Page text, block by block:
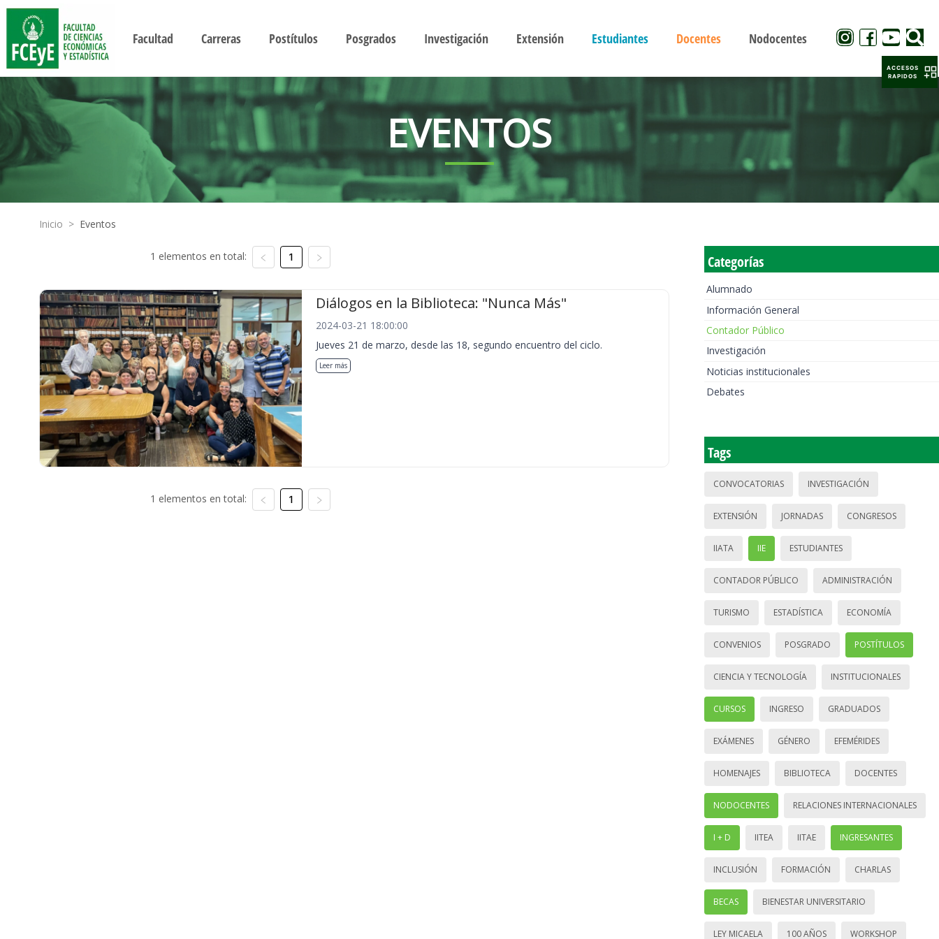
Facultad Carreras Postítulos Posgrados Investigación Extensión Estudiantes Docentes Nodocentes
EVENTOS
Inicio > Eventos
1 elementos en total: 1
Diálogos en la Biblioteca: "Nunca Más"
2024-03-21 18:00:00
Jueves 21 de marzo, desde las 18, segundo encuentro del ciclo.
Leer más
1 elementos en total: 1
Categorías
Alumnado
Información General
Contador Público
Investigación
Noticias institucionales
Debates
Tags
CONVOCATORIAS INVESTIGACIÓN
EXTENSIÓN JORNADAS CONGRESOS
IIATA IIE ESTUDIANTES
CONTADOR PÚBLICO ADMINISTRACIÓN
TURISMO ESTADÍSTICA ECONOMÍA
CONVENIOS POSGRADO POSTÍTULOS
CIENCIA Y TECNOLOGÍA INSTITUCIONALES
CURSOS INGRESO GRADUADOS
EXÁMENES GÉNERO EFEMÉRIDES
HOMENAJES BIBLIOTECA DOCENTES
NODOCENTES RELACIONES INTERNACIONALES
I + D IITEA IITAE INGRESANTES
INCLUSIÓN FORMACIÓN CHARLAS
BECAS BIENESTAR UNIVERSITARIO
LEY MICAELA 100 AÑOS WORKSHOP
ACCESOS
RAPIDOS